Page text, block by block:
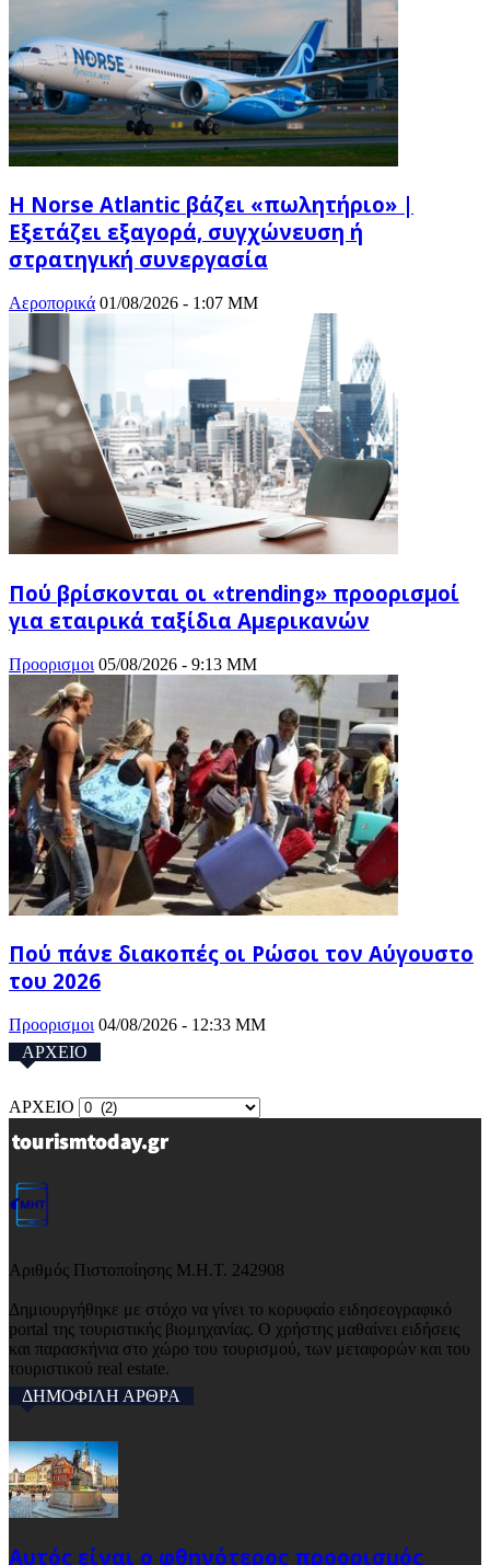
Η Norse Atlantic βάζει «πωλητήριο» |
Εξετάζει εξαγορά, συγχώνευση ή
στρατηγική συνεργασία
Αεροπορικά 01/08/2026 - 1:07 ΜΜ
Πού βρίσκονται οι «trending» προορισμοί
για εταιρικά ταξίδια Αμερικανών
Προορισμοι 05/08/2026 - 9:13 ΜΜ
Πού πάνε διακοπές οι Ρώσοι τον Αύγουστο
του 2026
Προορισμοι 04/08/2026 - 12:33 ΜΜ
ΑΡΧΕΙΟ
ΑΡΧΕΙΟ
Αριθμός Πιστοποίησης Μ.Η.Τ. 242908
Δημιουργήθηκε με στόχο να γίνει το κορυφαίο ειδησεογραφικό
portal της τουριστικής βιομηχανίας. Ο χρήστης μαθαίνει ειδήσεις
και παρασκήνια στο χώρο του τουρισμού, των μεταφορών και του
τουριστικού real estate.
ΔΗΜΟΦΙΛΗ ΑΡΘΡΑ
Αυτός είναι ο φθηνότερος προορισμός